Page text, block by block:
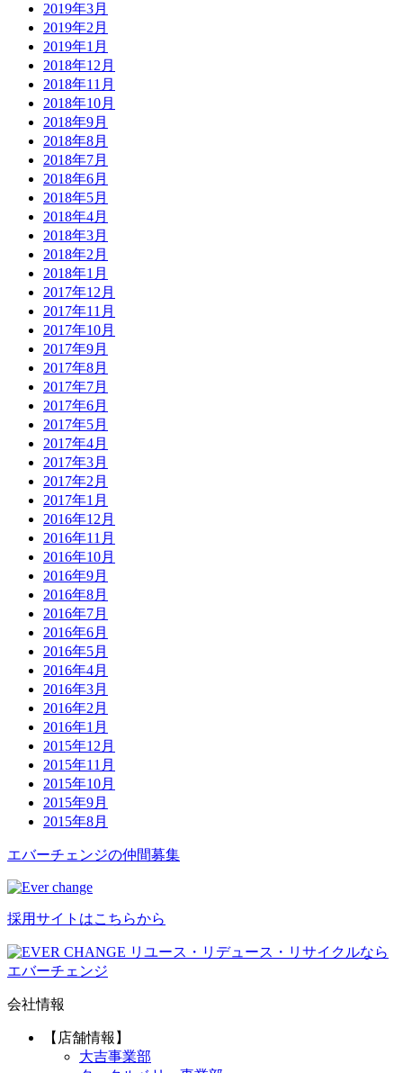
2019年3月
2019年2月
2019年1月
2018年12月
2018年11月
2018年10月
2018年9月
2018年8月
2018年7月
2018年6月
2018年5月
2018年4月
2018年3月
2018年2月
2018年1月
2017年12月
2017年11月
2017年10月
2017年9月
2017年8月
2017年7月
2017年6月
2017年5月
2017年4月
2017年3月
2017年2月
2017年1月
2016年12月
2016年11月
2016年10月
2016年9月
2016年8月
2016年7月
2016年6月
2016年5月
2016年4月
2016年3月
2016年2月
2016年1月
2015年12月
2015年11月
2015年10月
2015年9月
2015年8月
エバーチ ェ ンジの仲間募集
採用サイトはこちらから
リユース・リデュース・リサイクルなら
エバーチェンジ
会社情報
【店舗情報】
大吉事業部